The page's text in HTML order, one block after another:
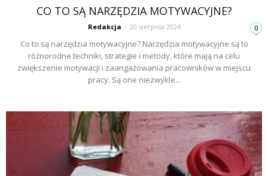
CO TO SĄ NARZĘDZIA MOTYWACYJNE?
Redakcja - 20 sierpnia 2024 0
Co to są narzędzia motywacyjne? Narzędzia motywacyjne są to
różnorodne techniki, strategie i metody, które mają na celu
zwiększenie motywacji i zaangażowania pracowników w miejscu
pracy. Są one niezwykle...